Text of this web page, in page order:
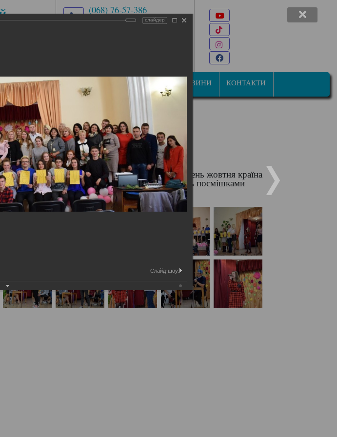
(068) 76-57-386
(03849) 7-47-34
АБІТУРІЄНТУ СТУДЕНТАМ НОВИНИ КОНТАКТИ
піднесений і радісний. У перший тиждень жовтня країна
майорять осінніми квітами і розквітають посмішками
слайдер
Слайд-шоу: